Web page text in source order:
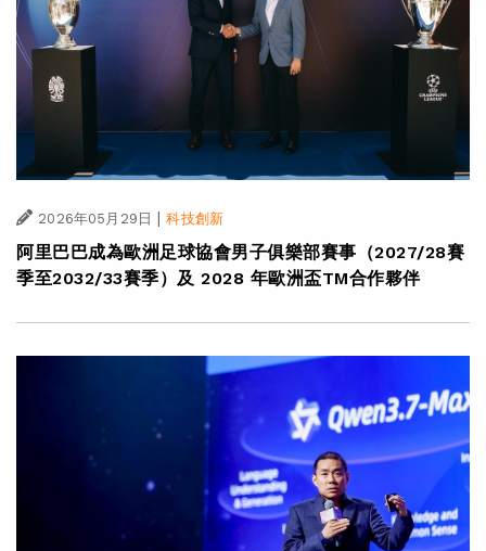
2026年05月29日 | 科技創新
阿里巴巴成為歐洲足球協會男子俱樂部賽事（2027/28賽
季至2032/33賽季）及 2028 年歐洲盃TM合作夥伴